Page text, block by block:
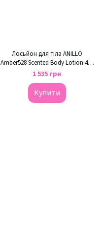
Лосьйон для тіла ANILLO
Amber528 Scented Body Lotion 450
мл
1 535 грн
Купити